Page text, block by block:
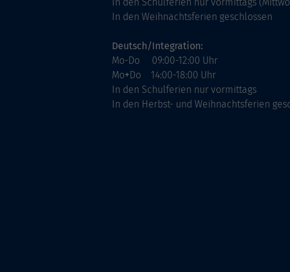
In den Weihnachtsferien geschlossen
Deutsch/Integration:
Mo-Do 09:00-12:00 Uhr
Mo+Do 14:00-18:00 Uhr
In den Schulferien nur vormittags
In den Herbst- und Weihnachtsferien